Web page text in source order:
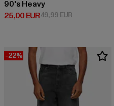
90's Heavy
25,00 EUR
Derzeitiger Preis: 25,00 EUR
49,99 EURAktionspreis:
-22%